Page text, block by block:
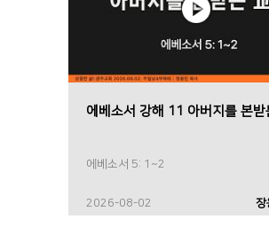
에베소서 강해 11 아버지를 본받
에베소서 5: 1~2
2026-08-02 장